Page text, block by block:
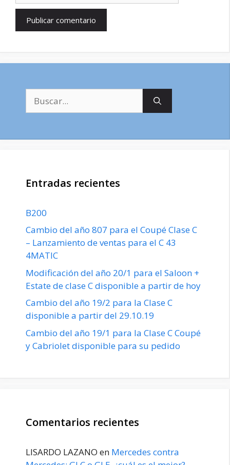
Entradas recientes
B200
Cambio del año 807 para el Coupé Clase C
– Lanzamiento de ventas para el C 43
4MATIC
Modificación del año 20/1 para el Saloon +
Estate de clase C disponible a partir de hoy
Cambio del año 19/2 para la Clase C
disponible a partir del 29.10.19
Cambio del año 19/1 para la Clase C Coupé
y Cabriolet disponible para su pedido
Comentarios recientes
LISARDO LAZANO en Mercedes contra